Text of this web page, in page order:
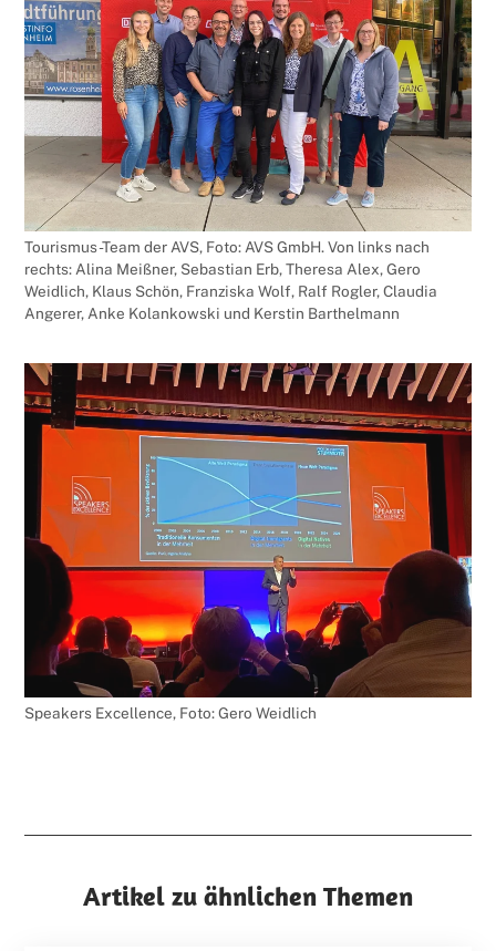
Tourismus-Team der AVS, Foto: AVS GmbH. Von links nach
rechts: Alina Meißner, Sebastian Erb, Theresa Alex, Gero
Weidlich, Klaus Schön, Franziska Wolf, Ralf Rogler, Claudia
Angerer, Anke Kolankowski und Kerstin Barthelmann
Speakers Excellence, Foto: Gero Weidlich
Artikel zu ähnlichen Themen